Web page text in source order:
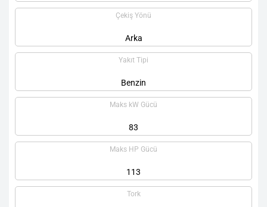
Çekiş Yönü
Arka
Yakıt Tipi
Benzin
Maks kW Gücü
83
Maks HP Gücü
113
Tork